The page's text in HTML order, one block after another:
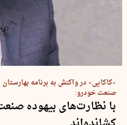
«کاکایی» در واکنش به برنامه
صنعت خودرو:
با نظارت‌های بیهوده